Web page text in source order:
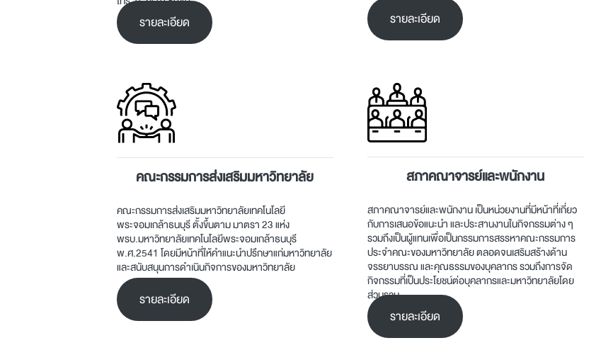
รายละเอียด รายละเอียด
คณะกรรมการส่งเสริมมหาวิทยาลัย
คณะกรรมการส่งเสริมมหาวิทยาลัยเทคโนโลยี
พระจอมเกล้าธนบุรี ตั้งขึ้นตาม มาตรา 23 แห่ง
พรบ.มหาวิทยาลัยเทคโนโลยีพระจอมเกล้าธนบุรี
พ.ศ.2541 โดยมีหน้าที่ให้คำแนะนำปรึกษาแก่มหาวิทยาลัย
และสนับสนุนการดำเนินกิจการของมหาวิทยาลัย
รายละเอียด
สภาคณาจารย์และพนักงาน
สภาคณาจารย์และพนักงาน เป็นหน่วยงานที่มีหน้าที่เกี่ยว
กับการเสนอข้อแนะนำ และประสานงานในกิจกรรมต่าง ๆ
รวมถึงเป็นผู้แทนเพื่อเป็นกรรมการสรรหาคณะกรรมการ
ประจำคณะของมหาวิทยาลัย ตลอดจนเสริมสร้างด้าน
จรรยาบรรณ และคุณธรรมของบุคลากร รวมถึงการจัด
กิจกรรมที่เป็นประโยชน์ต่อบุคลากรและมหาวิทยาลัยโดย
ส่วนรวม
รายละเอียด